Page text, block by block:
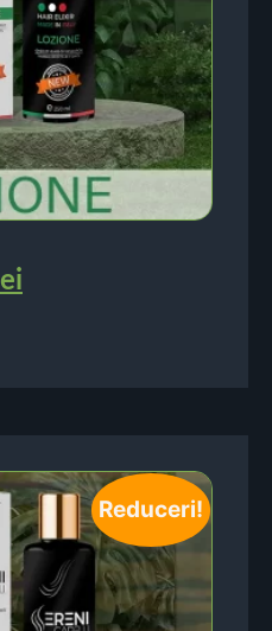
lei
Reduceri!